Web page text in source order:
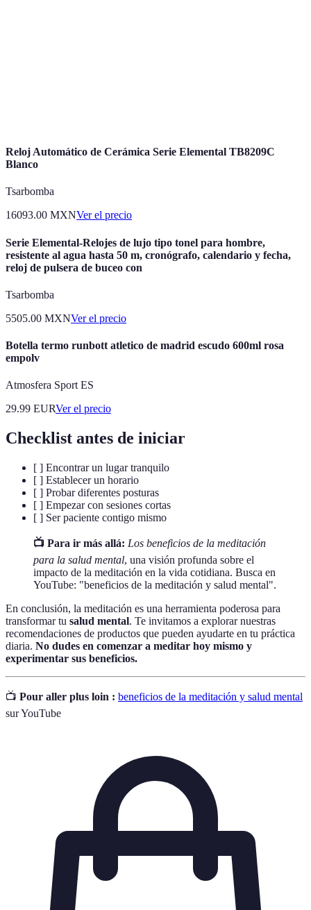
Reloj Automático de Cerámica Serie Elemental TB8209C
Blanco
Tsarbomba
16093.00 MXNVer el precio
Serie Elemental-Relojes de lujo tipo tonel para hombre,
resistente al agua hasta 50 m, cronógrafo, calendario y fecha,
reloj de pulsera de buceo con
Tsarbomba
5505.00 MXNVer el precio
Botella termo runbott atletico de madrid escudo 600ml rosa
empolv
Atmosfera Sport ES
29.99 EURVer el precio
Checklist antes de iniciar
[ ] Encontrar un lugar tranquilo
[ ] Establecer un horario
[ ] Probar diferentes posturas
[ ] Empezar con sesiones cortas
[ ] Ser paciente contigo mismo
📺 Para ir más allá: Los beneficios de la meditación
para la salud mental, una visión profunda sobre el
impacto de la meditación en la vida cotidiana. Busca en
YouTube: "beneficios de la meditación y salud mental".
En conclusión, la meditación es una herramienta poderosa para
transformar tu salud mental. Te invitamos a explorar nuestras
recomendaciones de productos que pueden ayudarte en tu práctica
diaria. No dudes en comenzar a meditar hoy mismo y
experimentar sus beneficios.
📺 Pour aller plus loin : beneficios de la meditación y salud mental
sur YouTube